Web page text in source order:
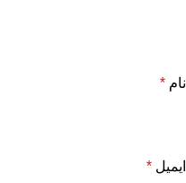
نام *
ایمیل *